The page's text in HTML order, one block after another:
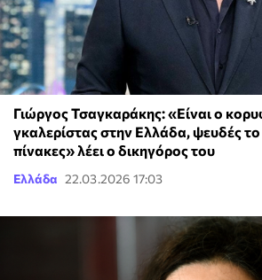
Γιώργος Τσαγκαράκης: «Είναι ο
γκαλερίστας στην Ελλάδα, ψευδές
πίνακες» λέει ο δικηγόρος του
Ελλάδα 22.03.2026 17:03